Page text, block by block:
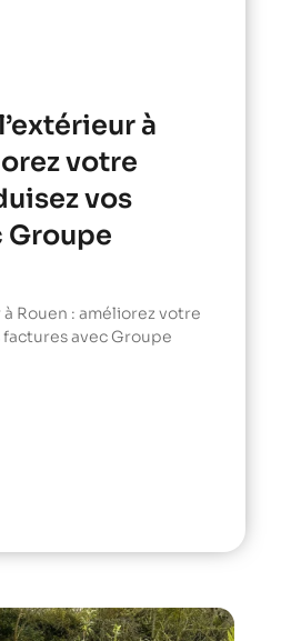
à
votre
vos
Groupe
Rouen : améliorez votre
avec Groupe